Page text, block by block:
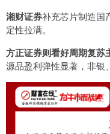
湘财证券补充芯片制造国
定性拉满。
方正证券则看好周期复苏
源品盈利弹性显著，非银